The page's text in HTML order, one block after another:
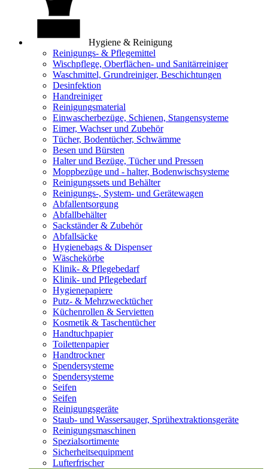
Hygiene & Reinigung
Reinigungs- & Pflegemittel
Wischpflege, Oberflächen- und Sanitärreiniger
Waschmittel, Grundreiniger, Beschichtungen
Desinfektion
Handreiniger
Reinigungsmaterial
Einwascherbezüge, Schienen, Stangensysteme
Eimer, Wachser und Zubehör
Tücher, Bodentücher, Schwämme
Besen und Bürsten
Halter und Bezüge, Tücher und Pressen
Moppbezüge und - halter, Bodenwischsysteme
Reinigungssets und Behälter
Reinigungs-, System- und Gerätewagen
Abfallentsorgung
Abfallbehälter
Sackständer & Zubehör
Abfallsäcke
Hygienebags & Dispenser
Wäschekörbe
Klinik- & Pflegebedarf
Klinik- und Pflegebedarf
Hygienepapiere
Putz- & Mehrzwecktücher
Küchenrollen & Servietten
Kosmetik & Taschentücher
Handtuchpapier
Toilettenpapier
Handtrockner
Spendersysteme
Spendersysteme
Seifen
Seifen
Reinigungsgeräte
Staub- und Wassersauger, Sprühextraktionsgeräte
Reinigungsmaschinen
Spezialsortimente
Sicherheitsequipment
Lufterfrischer